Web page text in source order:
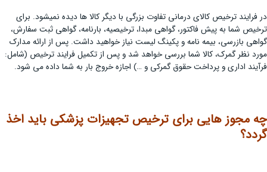
در فرایند ترخیص کالای درمانی تفاوت بزرگی با دیگر کالا ها دیده نمیشود. برای
ترخیص شما به پیش فاکتور، گواهی مبدا، ترخیصیه، بارنامه، گواهی ثبت سفارش،
گواهی بازرسی، بیمه نامه و پکینگ لیست نیاز خواهید داشت. پس از ارائه مدارک
مورد نظر گمرک، کالا شما بررسی خواهد شد و پس از تکمیل فرایند ترخیص (شامل:
فرآیند اداری و پرداخت حقوق گمرکی و …) اجازه خروج بار به شما داده می شود.
چه مجوز هایی برای ترخیصتجهیزات پزشکی باید اخذ
گردد؟